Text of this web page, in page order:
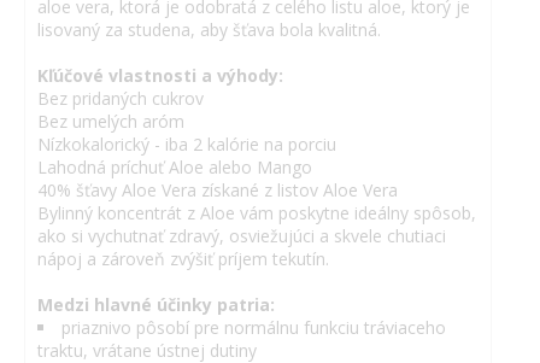
aloe vera, ktorá je odobratá z celého listu aloe, ktorý je
lisovaný za studena, aby šťava bola kvalitná.
Kľúčové vlastnosti a výhody:
Bez pridaných cukrov
Bez umelých aróm
Nízkokalorický - iba 2 kalórie na porciu
Lahodná príchuť Aloe alebo Mango
40% šťavy Aloe Vera získané z listov Aloe Vera
Bylinný koncentrát z Aloe vám poskytne ideálny spôsob,
ako si vychutnať zdravý, osviežujúci a skvele chutiaci
nápoj a zároveň zvýšiť príjem tekutín.
Medzi hlavné účinky patria:
priaznivo pôsobí pre normálnu funkciu tráviaceho
traktu, vrátane ústnej dutiny